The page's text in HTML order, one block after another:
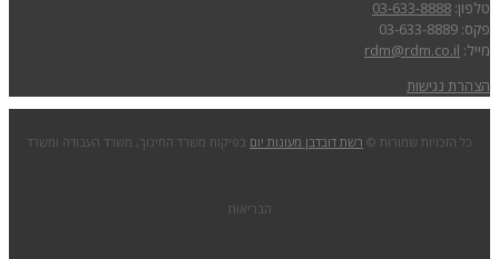
טלפון: 03-633-8888
פקס: 03-633-8889
מייל: rdm@rdm.co.il
הצהרת נגישות
כל הזכויות שמורות © רשת דובדבן מעונות יום בפיקוח משרד החינוך, משרד העבודה ומשרד
הבריאות